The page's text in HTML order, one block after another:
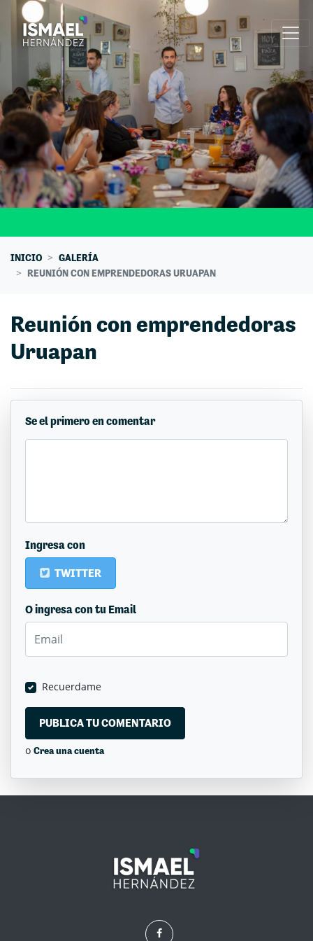
Skip navigation
INICIO
GALERÍA
REUNIÓN CON EMPRENDEDORAS URUAPAN
Reunión con emprendedoras
Uruapan
Se el primero en comentar
Ingresa con
TWITTER
O ingresa con tu Email
Recuerdame
o Crea una cuenta